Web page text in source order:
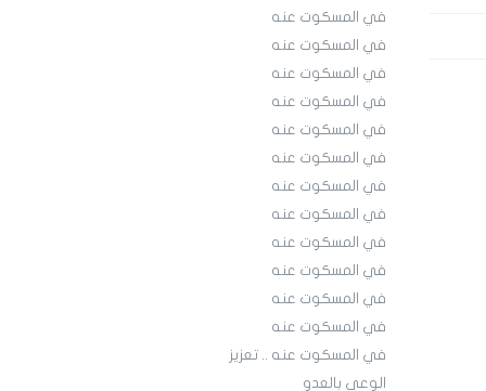
في المسكوت عنه
في المسكوت عنه
في المسكوت عنه
في المسكوت عنه
في المسكوت عنه
في المسكوت عنه
في المسكوت عنه
في المسكوت عنه
في المسكوت عنه
في المسكوت عنه
في المسكوت عنه
في المسكوت عنه
في المسكوت عنه .. تعزيز
الوعي بالعدو